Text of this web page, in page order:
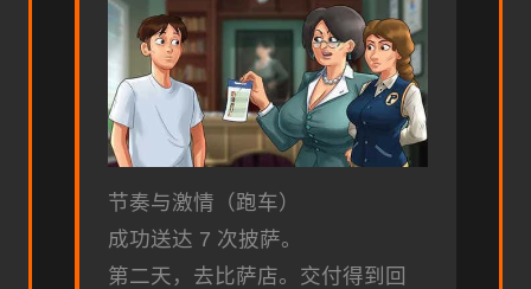
节奏与激情（跑车）
成功送达 7 次披萨。
第二天，去比萨店。交付得到回